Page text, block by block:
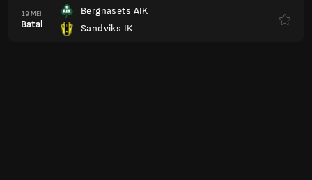
27 APR
FT
IFK Luleaa
Bergnasets AIK